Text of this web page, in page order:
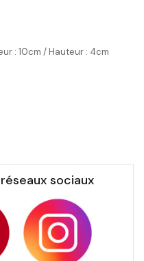
: 10cm / Hauteur : 4cm
sociaux